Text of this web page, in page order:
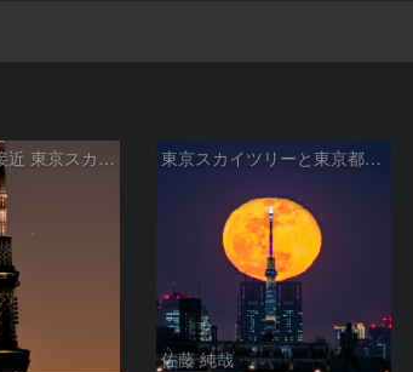
金星と土星の接近 東京スカイツリーと 荒川から 東京スカイツリーと東京都庁がぴったり重なって見える所から月齢15.6の月
佐藤 純哉